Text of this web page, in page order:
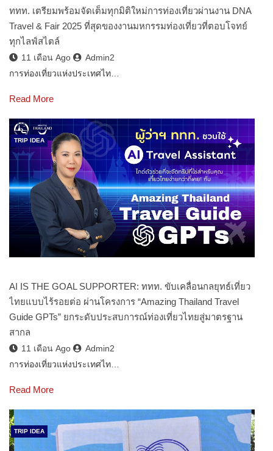
ททท. เตรียมพร้อมจัดเต็มทุกมิติใหม่การท่องเที่ยวผ่านงาน DNA
Travel & Fair 2025 ที่สุดของงานมหกรรมท่องเที่ยวที่ตอบโจทย์
ทุกไลฟ์สไตล์
11 เดือน Ago
Admin2
การท่องเที่ยวแห่งประเทศไท…
Read More
TRIP IDEA
AI IS THE GOAL SUPPORTER: ททท. ขับเคลื่อนกลยุทธ์เที่ยว
ไทยแบบไร้รอยต่อ ผ่านโครงการ “Amazing Thailand Travel
Guide GPTs” ยกระดับประสบการณ์ท่องเที่ยวไทยสู่มาตรฐาน
สากล
11 เดือน Ago
Admin2
การท่องเที่ยวแห่งประเทศไท…
Read More
TRIP IDEA